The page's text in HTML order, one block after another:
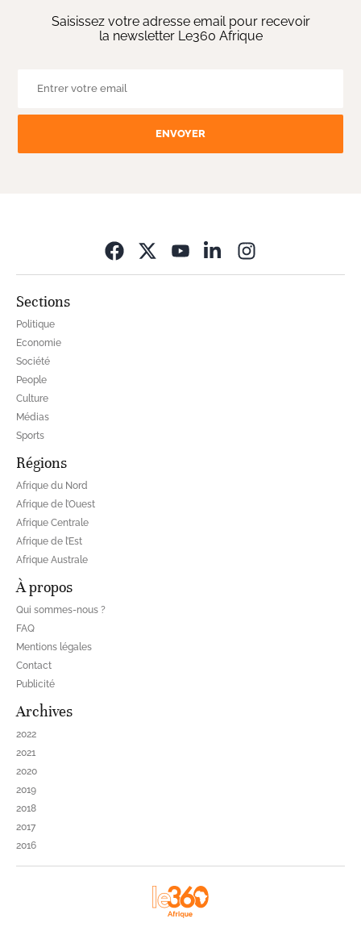
Saisissez votre adresse email pour recevoir
la newsletter Le360 Afrique
ENVOYER
Sections
Politique
Economie
Société
People
Culture
Médias
Sports
Régions
Afrique du Nord
Afrique de l’Ouest
Afrique Centrale
Afrique de l’Est
Afrique Australe
À propos
Qui sommes-nous ?
FAQ
Mentions légales
Contact
Publicité
Archives
2022
2021
2020
2019
2018
2017
2016